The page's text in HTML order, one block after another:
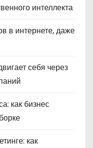
интеллекта
в интернете, даже
себя через
как бизнес
как